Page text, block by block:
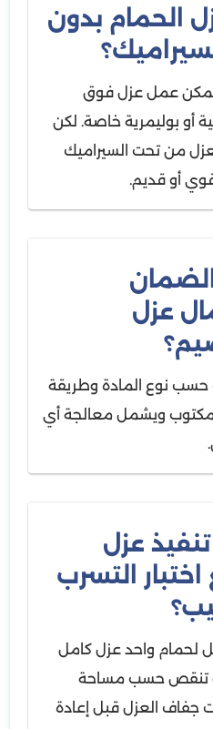
الحمام بدون
عمل عزل فوق
أو بوليمرية خاصة. لكن
من تحت السيراميك
أو قديم.
عزل
١٠ سنوات حسب نوع المادة وطريقة
مكتوب ويشمل معالجة أي
عزل
التسرب
٤ أيام عمل لحمام واحد عزل كامل
أو تنقص حسب مساحة
جفاف العزل قبل إعادة